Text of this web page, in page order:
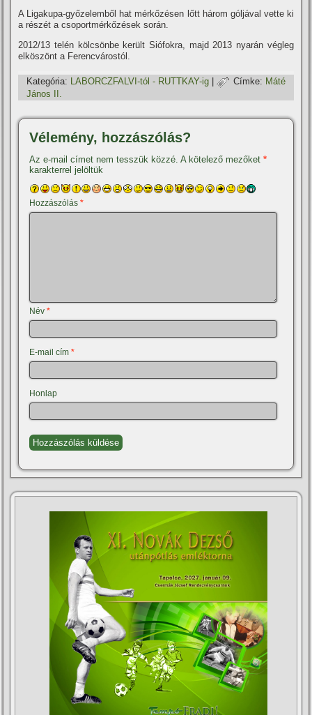
A Ligakupa-győzelemből hat mérkőzésen lőtt három góljával vette ki
a részét a csoportmérkőzések során.
2012/13 telén kölcsönbe került Siófokra, majd 2013 nyarán végleg
elköszönt a Ferencvárostól.
Kategória: LABORCZFALVI-tól - RUTTKAY-ig | Címke: Máté
János II.
Vélemény, hozzászólás?
Az e-mail címet nem tesszük közzé. A kötelező mezőket*
karakterrel jelöltük
Hozzászólás*
Név*
E-mail cím*
Honlap